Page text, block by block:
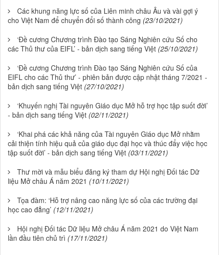
Các khung năng lực số của Liên minh châu Âu và vài gợi ý
cho Việt Nam để chuyển đổi số thành công (23/10/2021)
‘Đề cương Chương trình Đào tạo Sáng Nghiên cứu Số cho
các Thủ thư của EIFL’ - bản dịch sang tiếng Việt (25/10/2021)
‘Đề cương Chương trình Đào tạo Sáng Nghiên cứu Số của
EIFL cho các Thủ thư’ - phiên bản được cập nhật tháng 7/2021 -
bản dịch sang tiếng Việt (27/10/2021)
‘Khuyến nghị Tài nguyên Giáo dục Mở hỗ trợ học tập suốt đời’
- bản dịch sang tiếng Việt (02/11/2021)
‘Khai phá các khả năng của Tài nguyên Giáo dục Mở nhằm
cải thiện tính hiệu quả của giáo dục đại học và thúc đẩy việc học
tập suốt đời’ - bản dịch sang tiếng Việt (03/11/2021)
Thư mời và mẫu biểu đăng ký tham dự Hội nghị Đối tác Dữ
liệu Mở châu Á năm 2021 (10/11/2021)
Tọa đàm: ‘Hỗ trợ nâng cao năng lực số của các trường đại
học cao đẳng’ (12/11/2021)
Hội nghị Đối tác Dữ liệu Mở châu Á năm 2021 do Việt Nam
lần đầu tiên chủ trì (17/11/2021)